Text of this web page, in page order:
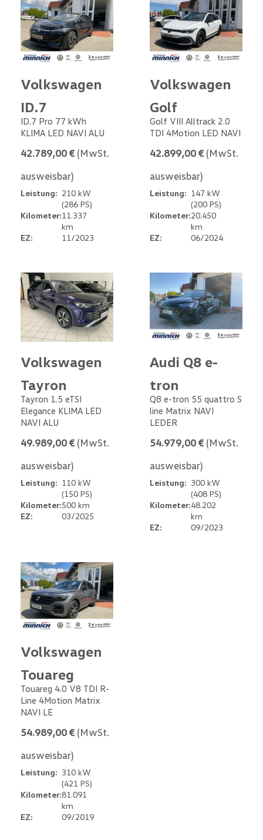
Volkswagen
ID.7
ID.7 Pro 77 kWh
KLIMA LED NAVI ALU
42.789,00 € (MwSt.
ausweisbar)
Leistung: 210 kW
(286 PS)
Kilometer:11.337
km
EZ:
11/2023
Volkswagen
Golf
Golf VIII Alltrack 2.0
TDI 4Motion LED NAVI
42.899,00 € (MwSt.
ausweisbar)
Leistung: 147 kW
(200 PS)
Kilometer:20.450
km
EZ:
06/2024
Volkswagen
Tayron
Tayron 1.5 eTSI
Elegance KLIMA LED
NAVI ALU
49.989,00 € (MwSt.
ausweisbar)
Leistung: 110 kW
(150 PS)
Kilometer:500 km
EZ:
03/2025
Audi Q8 e-
tron
Q8 e-tron 55 quattro S
line Matrix NAVI
LEDER
54.979,00 € (MwSt.
ausweisbar)
Leistung: 300 kW
(408 PS)
Kilometer:48.202
km
EZ:
09/2023
Volkswagen
Touareg
Touareg 4.0 V8 TDI R-
Line 4Motion Matrix
NAVI LE
54.989,00 € (MwSt.
ausweisbar)
Leistung: 310 kW
(421 PS)
Kilometer:81.091
km
EZ:
09/2019